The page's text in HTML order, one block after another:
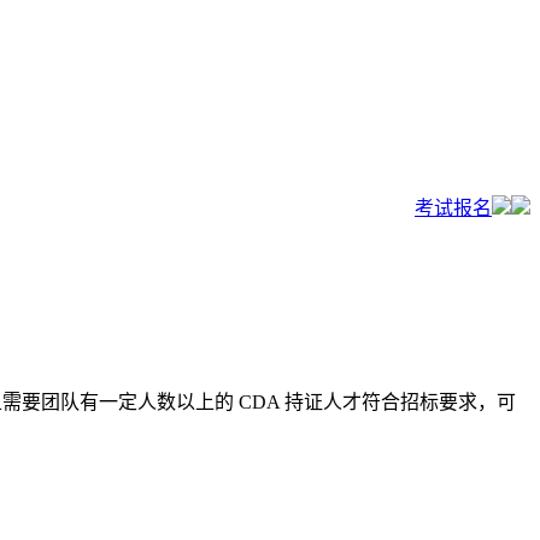
考试报名
要团队有一定人数以上的 CDA 持证人才符合招标要求，可